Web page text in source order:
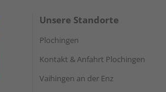
Unsere Standorte
Plochingen
Kontakt & Anfahrt Plochingen
Vaihingen an der Enz